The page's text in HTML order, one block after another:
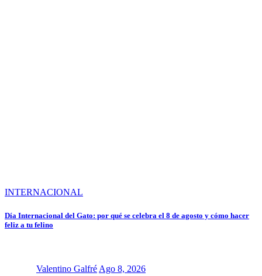
INTERNACIONAL
Día Internacional del Gato: por qué se celebra el 8 de agosto y cómo hacer
feliz a tu felino
Valentino Galfré Ago 8, 2026